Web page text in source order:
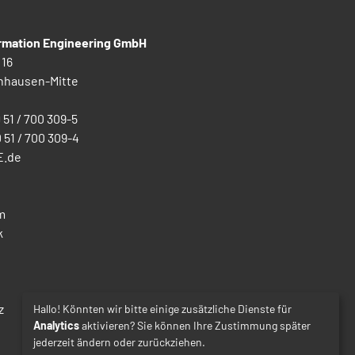
Engineering GmbH
Mitte
51 / 700 309-5
51 / 700 309-4
Hallo! Könnten wir bitte einige zusätzliche Dienste für
Analyticsaktivieren? Sie können Ihre Zustimmung später
jederzeit ändern oder zurückziehen.